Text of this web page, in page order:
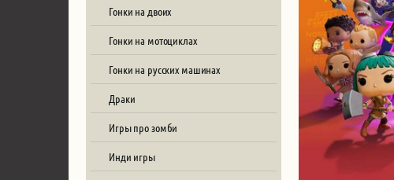
Гонки на двоих
Гонки на мотоциклах
Гонки на русских машинах
Драки
Игры про зомби
Инди игры